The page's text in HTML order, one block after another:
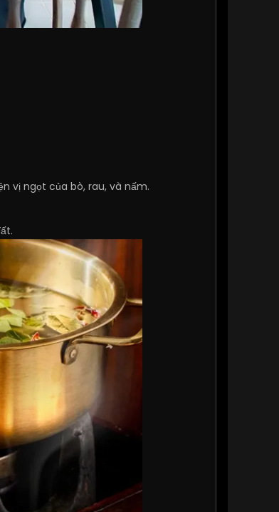
vị ngọt của bò, rau, và nấm.